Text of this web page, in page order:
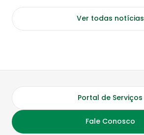
Ver todas notícias
Portal de Serviços
Fale Conosco